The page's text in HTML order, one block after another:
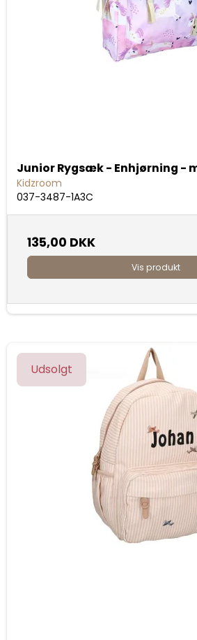
Junior Rygsæk - Enhjørning -
Kidzroom
037-3487-1A3C
135,00 DKK
Vis produkt
Udsolgt